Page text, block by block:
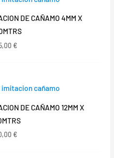
DE CAÑAMO 4MM X
€
DE CAÑAMO 12MM X
€